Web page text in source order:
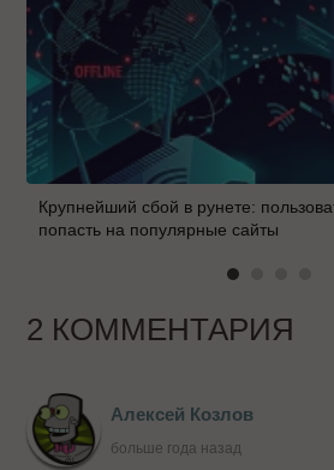
Крупнейший сбой в рунете:
попасть на популярные сайты
2 КОММЕНТАРИЯ
Алексей Козлов
больше года назад